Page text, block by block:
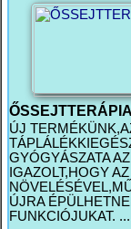
ÚJ
GYÓGYÁSZATA
IGAZOLT,HOGY
ÚJRA
FUNKCIÓJUKAT. ...